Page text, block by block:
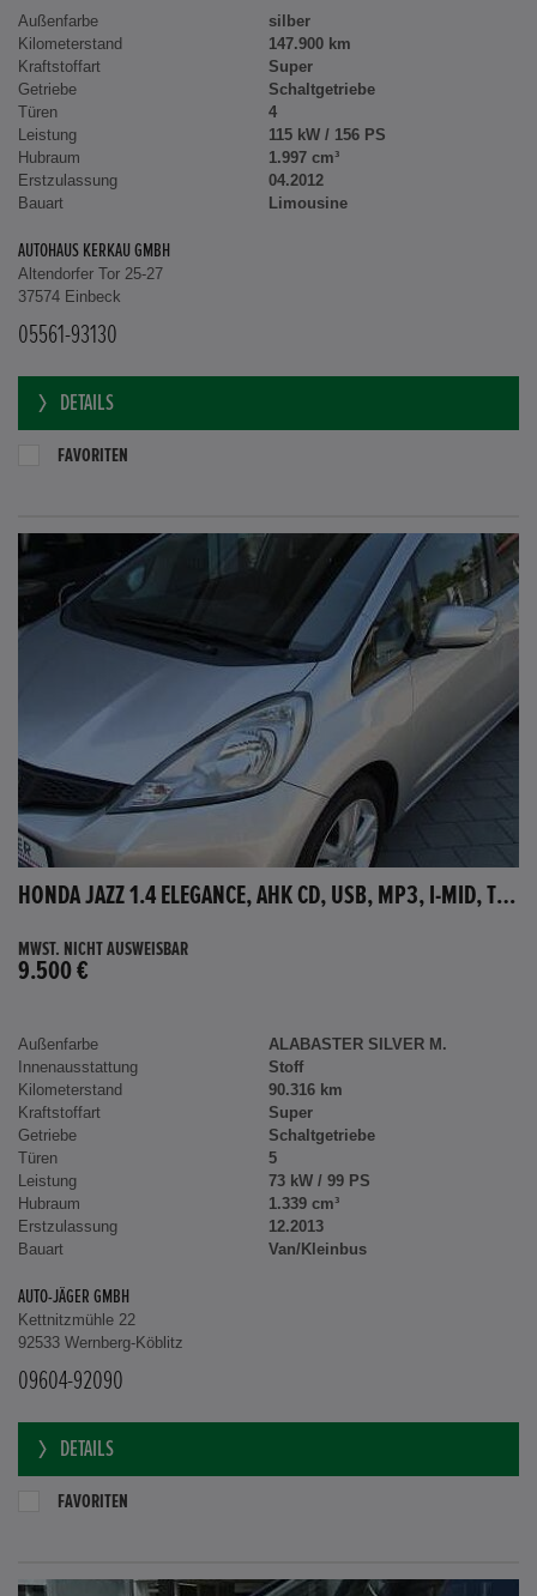
Außenfarbe
silber
Kilometerstand
147.900 km
Kraftstoffart
Super
Getriebe
Schaltgetriebe
Türen
4
Leistung
115 kW / 156 PS
Hubraum
1.997 cm³
Erstzulassung
04.2012
Bauart
Limousine
AUTOHAUS KERKAU GMBH
Altendorfer Tor 25-27
37574 Einbeck
05561-93130
DETAILS
FAVORITEN
HONDA JAZZ 1.4 ELEGANCE, AHK CD, USB, MP3, I-MID, TEMPOMAT, AUX-IN
MWST. NICHT AUSWEISBAR
9.500 €
Außenfarbe
ALABASTER SILVER M.
Innenausstattung
Stoff
Kilometerstand
90.316 km
Kraftstoffart
Super
Getriebe
Schaltgetriebe
Türen
5
Leistung
73 kW / 99 PS
Hubraum
1.339 cm³
Erstzulassung
12.2013
Bauart
Van/Kleinbus
AUTO-JÄGER GMBH
Kettnitzmühle 22
92533 Wernberg-Köblitz
09604-92090
DETAILS
FAVORITEN